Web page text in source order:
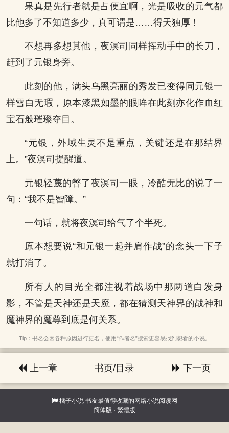
果真是先行者就是占便宜啊，光是吸收的元气都
比他多了不知道多少，真可谓是……得天独厚！
不想再多想其他，夜溟司同样挥动手中的长刀，
赶到了元银身旁。
此刻的他，满头乌黑亮丽的秀发已变得同元银一
样雪白无瑕，原本漆黑如墨的眼眸在此刻亦化作血红
宝石般璀璨夺目。
“元银，外域生灵不是重点，关键还是在那结界
上。”夜溟司提醒道。
元银轻蔑的瞥了夜溟司一眼，冷酷无比的说了一
句：“我不是智障。”
一句话，就将夜溟司给气了个半死。
原本想要说“和元银一起并肩作战”的念头一下子
就打消了。
所有人的目光全都注视着战场中那两道白发身
影，不管是天神还是天魔，都在猜测天神界的战神和
魔神界的魔尊到底是何关系。
Tip：书名会因各种原因进行更名，使用“作者名”搜索更容易找到想看的小说。
上一章 书页/目录 下一页
橘子小说 书友最值得收藏的网络小说阅读网
简体版 · 繁體版